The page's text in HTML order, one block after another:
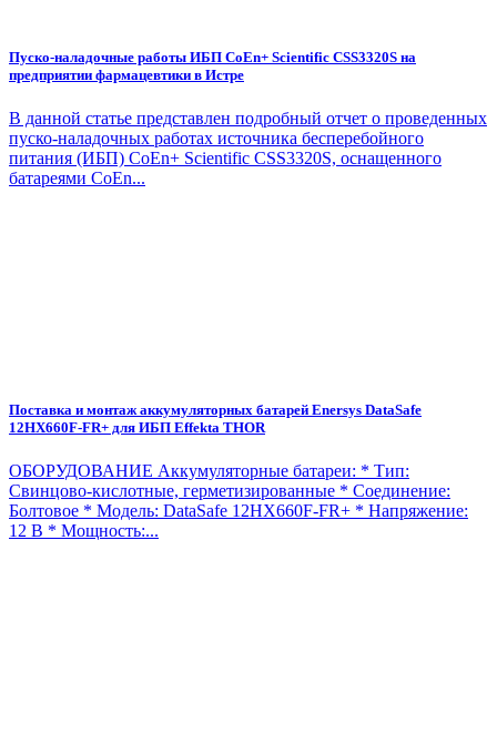
Пуско-наладочные работы ИБП CoEn+ Scientific CSS3320S на
предприятии фармацевтики в Истре
В данной статье представлен подробный отчет о проведенных
пуско-наладочных работах источника бесперебойного
питания (ИБП) CoEn+ Scientific CSS3320S, оснащенного
батареями CoEn...
Поставка и монтаж аккумуляторных батарей Enersys DataSafe
12HX660F-FR+ для ИБП Effekta THOR
ОБОРУДОВАНИЕ Аккумуляторные батареи: * Тип:
Свинцово-кислотные, герметизированные * Соединение:
Болтовое * Модель: DataSafe 12HX660F-FR+ * Напряжение:
12 В * Мощность:...